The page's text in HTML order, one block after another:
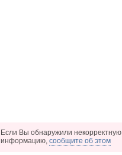
Если Вы обнаружили некорректную
информацию, сообщите об этом